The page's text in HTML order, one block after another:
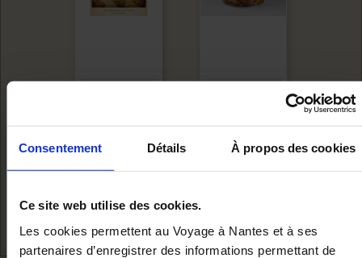
Consentement Détails À propos des cookies
Ce site web utilise des cookies.
Les cookies permettent au Voyage à Nantes et à ses
partenaires d’enregistrer des informations permettant de
AUX HÉRONS ARBRE AUX
HÉRONS
17,80 €